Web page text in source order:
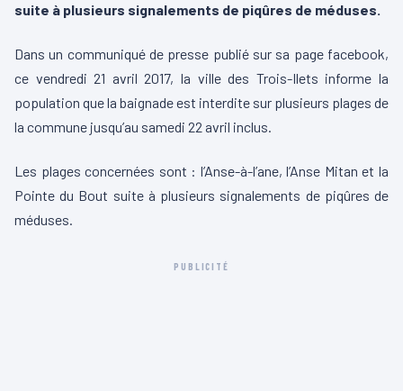
suite à plusieurs signalements de piqûres de méduses.
Dans un communiqué de presse publié sur sa page facebook,
ce vendredi 21 avril 2017, la ville des Trois-Ilets informe la
population que la baignade est interdite sur plusieurs plages de
la commune jusqu’au samedi 22 avril inclus.
Les plages concernées sont : l’Anse-à-l’ane, l’Anse Mitan et la
Pointe du Bout suite à plusieurs signalements de piqûres de
méduses.
PUBLICITÉ